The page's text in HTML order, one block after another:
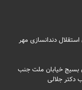
دندانسازی مهر
بسیج خیابان ملت جنب